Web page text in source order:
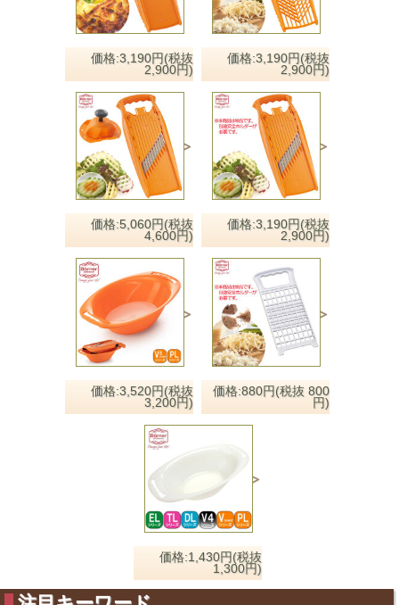
価格:3,190円(税抜
2,900円)
価格:3,190円(税抜
2,900円)
価格:5,060円(税抜
4,600円)
価格:3,190円(税抜
2,900円)
価格:3,520円(税抜
3,200円)
価格:880円(税抜 800
円)
価格:1,430円(税抜
1,300円)